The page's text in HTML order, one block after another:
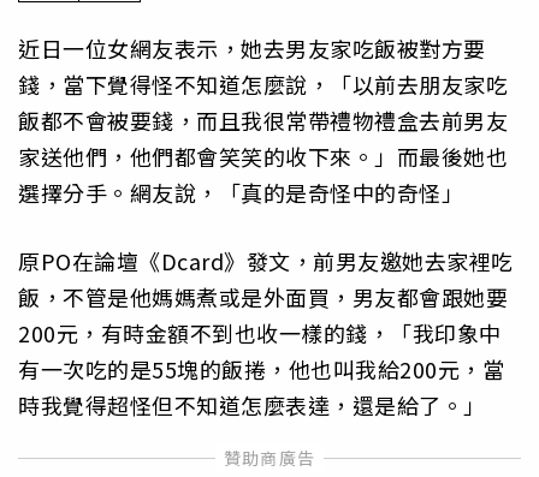
近日一位女網友表示，她去男友家吃飯被對方要
錢，當下覺得怪不知道怎麼說，「以前去朋友家吃
飯都不會被要錢，而且我很常帶禮物禮盒去前男友
家送他們，他們都會笑笑的收下來。」而最後她也
選擇分手。網友說，「真的是奇怪中的奇怪」
原PO在論壇《Dcard》發文，前男友邀她去家裡吃
飯，不管是他媽媽煮或是外面買，男友都會跟她要
200元，有時金額不到也收一樣的錢，「我印象中
有一次吃的是55塊的飯捲，他也叫我給200元，當
時我覺得超怪但不知道怎麼表達，還是給了。」